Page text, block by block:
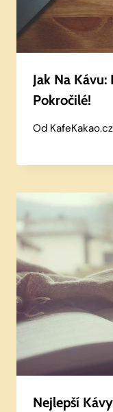
Jak Na
Pokročilé!
Od KafeKakao.cz
Nejlepší